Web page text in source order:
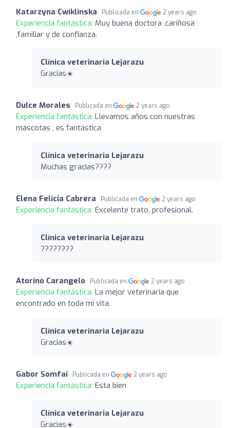
Katarzyna Cwiklinska Publicada en 2 years ago
Experiencia fantástica: Muy buena doctora ,cariñosa
,familiar y de confianza.
Clínica veterinaria Lejarazu
Gracias☀️
Dulce Morales Publicada en 2 years ago
Experiencia fantástica: Llevamos años con nuestras
mascotas , es fantástica
Clínica veterinaria Lejarazu
Muchas gracias????
Elena Felicia Cabrera Publicada en 2 years ago
Experiencia fantástica: Excelente trato, profesional.
Clínica veterinaria Lejarazu
????????
Atorino Carangelo Publicada en 2 years ago
Experiencia fantástica: La mejor veterinaria que
encontrado en toda mi vita,
Clínica veterinaria Lejarazu
Gracias☀️
Gabor Somfai Publicada en 2 years ago
Experiencia fantástica: Esta bien
Clínica veterinaria Lejarazu
Gracias☀️